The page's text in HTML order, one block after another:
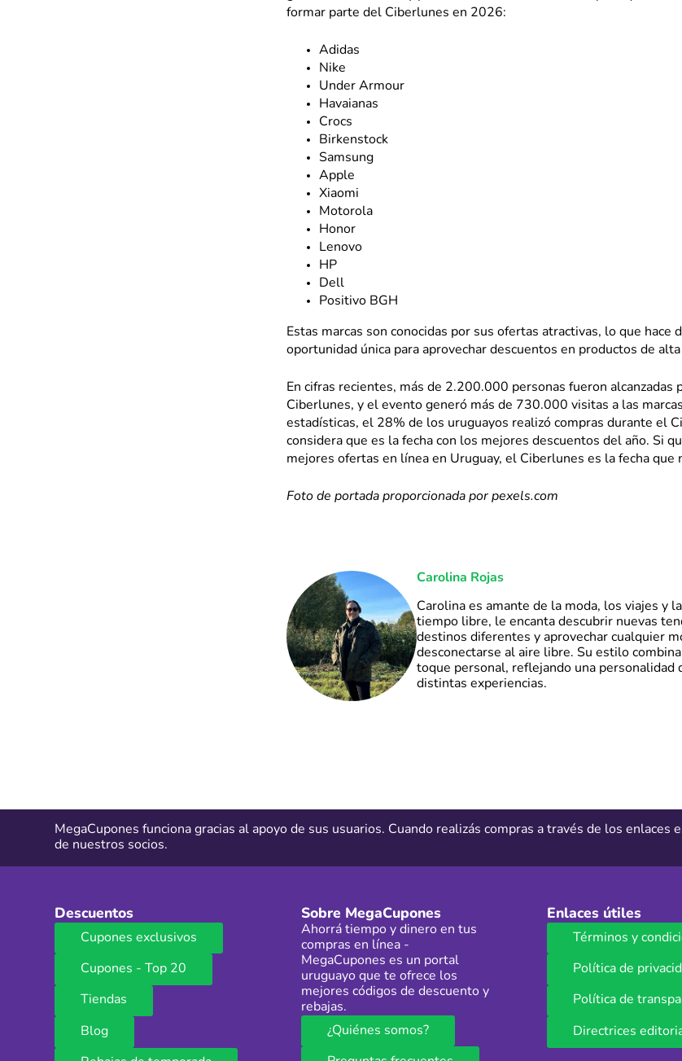
formar parte del Ciberlunes en 2026:
Adidas
Nike
Under Armour
Havaianas
Crocs
Birkenstock
Samsung
Apple
Xiaomi
Motorola
Honor
Lenovo
HP
Dell
Positivo BGH
Estas marcas son conocidas por sus ofertas atractivas, lo que hace
oportunidad única para aprovechar descuentos en productos de alta
En cifras recientes, más de 2.200.000 personas fueron alcanzadas
Ciberlunes, y el evento generó más de 730.000 visitas a las
estadísticas, el 28% de los uruguayos realizó compras durante el
considera que es la fecha con los mejores descuentos del año. Si
mejores ofertas en línea en Uruguay, el Ciberlunes es la fecha que
Foto de portada proporcionada por pexels.com
Carolina Rojas
Carolina es amante de la moda, los viajes y
tiempo libre, le encanta descubrir nuevas
destinos diferentes y aprovechar cualquier
desconectarse al aire libre. Su estilo
toque personal, reflejando una personalidad
distintas experiencias.
MegaCupones funciona gracias al apoyo de sus usuarios. Cuando realizás compras a través de los
de nuestros socios.
Descuentos
Cupones exclusivos
Cupones - Top 20
Tiendas
Blog
Sobre MegaCupones
Ahorrá tiempo y dinero en tus
compras en línea -
MegaCupones es un portal
uruguayo que te ofrece los
mejores códigos de descuento y
rebajas.
¿Quiénes somos?
Enlaces útiles
Términos y
Política de
Política de
Directrices